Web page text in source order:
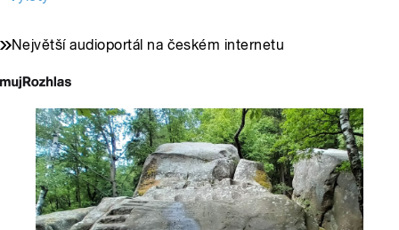
Největší audioportál na českém internetu